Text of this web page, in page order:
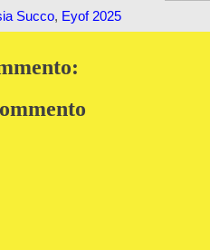
Succo, Eyof 2025